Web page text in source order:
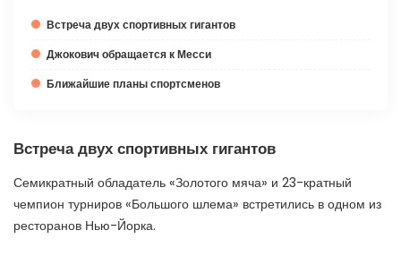
Встреча двух спортивных гигантов
Джокович обращается к Месси
Ближайшие планы спортсменов
Встреча двух спортивных гигантов
Семикратный обладатель «Золотого мяча» и 23-кратный
чемпион турниров «Большого шлема» встретились в одном из
ресторанов Нью-Йорка.